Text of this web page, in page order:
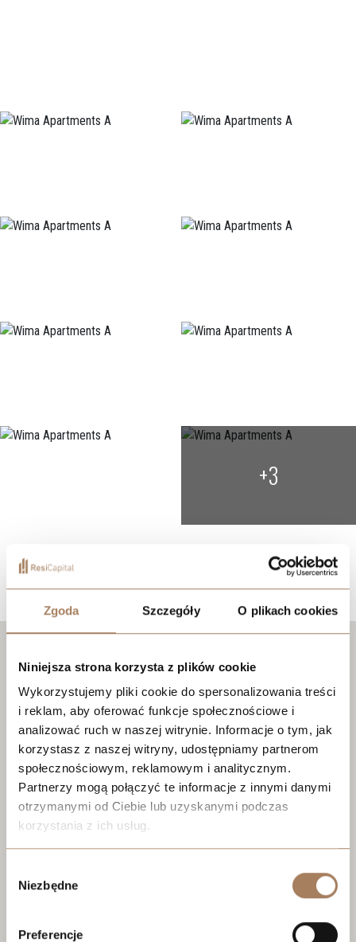
Zgoda Szczegóły O plikach cookies
Niniejsza strona korzysta z plików cookie
Wykorzystujemy pliki cookie do spersonalizowania treści
i reklam, aby oferować funkcje społecznościowe i
analizować ruch w naszej witrynie. Informacje o tym, jak
korzystasz z naszej witryny, udostępniamy partnerom
społecznościowym, reklamowym i analitycznym.
Partnerzy mogą połączyć te informacje z innymi danymi
otrzymanymi od Ciebie lub uzyskanymi podczas
korzystania z ich usług.
process your information.
zgody
Niezbędne
Preferencje
+3
Localization